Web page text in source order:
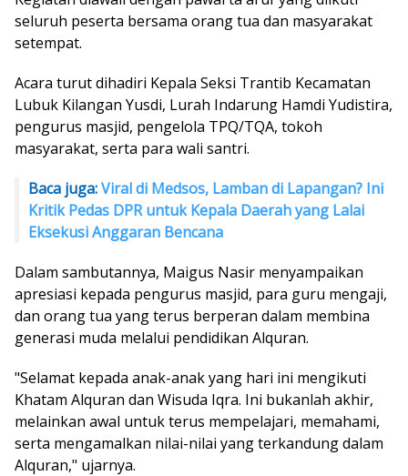
seluruh peserta bersama orang tua dan masyarakat
setempat.
Acara turut dihadiri Kepala Seksi Trantib Kecamatan
Lubuk Kilangan Yusdi, Lurah Indarung Hamdi Yudistira,
pengurus masjid, pengelola TPQ/TQA, tokoh
masyarakat, serta para wali santri.
Baca juga:Viral di Medsos, Lamban di Lapangan? Ini
Kritik Pedas DPR untuk Kepala Daerah yang Lalai
Eksekusi Anggaran Bencana
Dalam sambutannya, Maigus Nasir menyampaikan
apresiasi kepada pengurus masjid, para guru mengaji,
dan orang tua yang terus berperan dalam membina
generasi muda melalui pendidikan Alquran.
"Selamat kepada anak-anak yang hari ini mengikuti
Khatam Alquran dan Wisuda Iqra. Ini bukanlah akhir,
melainkan awal untuk terus mempelajari, memahami,
serta mengamalkan nilai-nilai yang terkandung dalam
Alquran," ujarnya.